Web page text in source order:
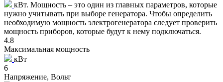
кВт. Мощность – это один из главных параметров, которые
нужно учитывать при выборе генератора. Чтобы определить
необходимую мощность электрогенератора следует проверить
мощность приборов, которые будут к нему подключаться.
4.8
Максимальная мощность
кВт
6
Напряжение, Вольт